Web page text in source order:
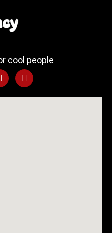
cool people